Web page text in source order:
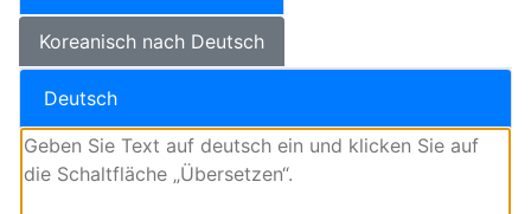
Koreanisch nach Deutsch
Deutsch